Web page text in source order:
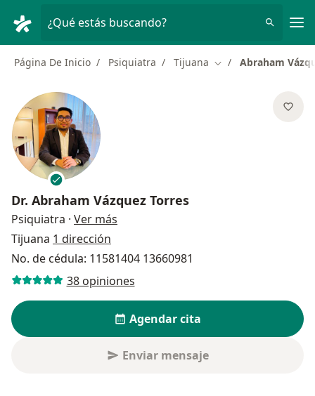
¿Qué estás buscando?
Página De Inicio Psiquiatra Tijuana Cambiar de ciudad
Abraham
Dr. Abraham Vázquez Torres
Psiquiatra · Ver más
Tijuana 1 dirección
No. de cédula: 11581404 13660981
38 opiniones
Agendar cita
Enviar mensaje